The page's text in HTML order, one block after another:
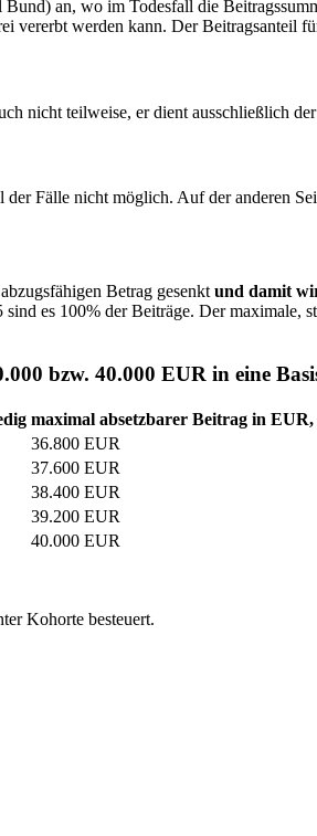
an, wo im Todesfall die
vererbt werden kann. Der Beitragsanteil
nicht teilweise, er dient ausschließlich
Fälle nicht möglich. Auf der anderen
Betrag gesenkt und damit
es 100% der Beiträge. Der
bzw. 40.000 EUR in eine
maximal absetzbarer Beitrag in
36.800 EUR
37.600 EUR
38.400 EUR
39.200 EUR
40.000 EUR
Kohorte besteuert.